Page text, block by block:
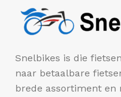
Snelbikes is die
naar betaalbare
brede assortiment